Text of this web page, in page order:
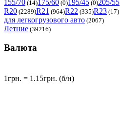
155/70 (14)175/60 (0)195/45 (0)205/55
R20 (2289)R21 (964)R22 (335)R23 (17)
для легкогрузового авто (2067)
Летние (39216)
Валюта
1грн. = 1.15грн. (б/н)